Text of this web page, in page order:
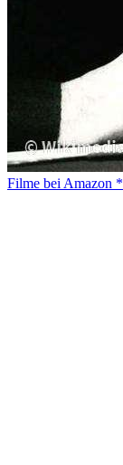
Filme bei Amazon *